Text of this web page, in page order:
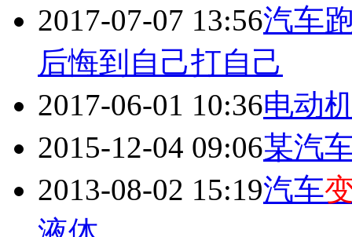
2017-07-07 13:56汽车
后悔到自己打自己
2017-06-01 10:36电动
2015-12-04 09:06某汽
2013-08-02 15:19汽车